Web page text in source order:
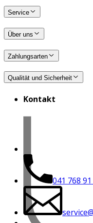
Service
Über uns
Zahlungsarten
Qualität und Sicherheit
Kontakt
041 768 91